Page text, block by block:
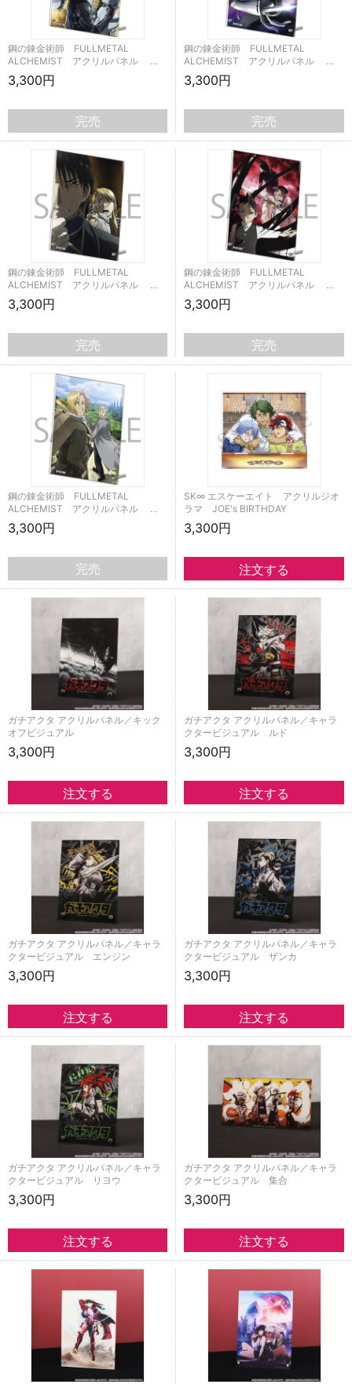
鋼の錬金術師 FULLMETAL
ALCHEMIST アクリルパネル …
3,300円
完売
鋼の錬金術師 FULLMETAL
ALCHEMIST アクリルパネル …
3,300円
完売
鋼の錬金術師 FULLMETAL
ALCHEMIST アクリルパネル …
3,300円
完売
鋼の錬金術師 FULLMETAL
ALCHEMIST アクリルパネル …
3,300円
完売
鋼の錬金術師 FULLMETAL
ALCHEMIST アクリルパネル …
3,300円
完売
SK∞ エスケーエイト アクリルジオ
ラマ JOE's BIRTHDAY
3,300円
ガチアクタ アクリルパネル／キック
オフビジュアル
3,300円
ガチアクタ アクリルパネル／キャラ
クタービジュアル ルド
3,300円
ガチアクタ アクリルパネル／キャラ
クタービジュアル エンジン
3,300円
ガチアクタ アクリルパネル／キャラ
クタービジュアル ザンカ
3,300円
ガチアクタ アクリルパネル／キャラ
クタービジュアル リヨウ
3,300円
ガチアクタ アクリルパネル／キャラ
クタービジュアル 集合
3,300円